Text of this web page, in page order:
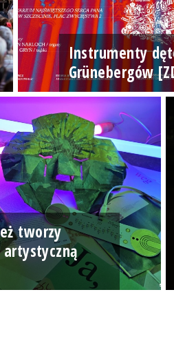
Instrumenty
Grünebergów
tworzy